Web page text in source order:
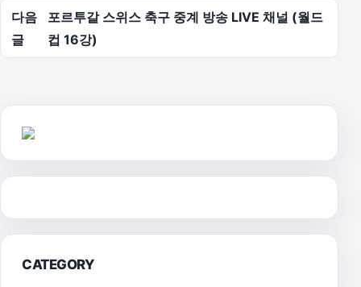
다음
글
포르투갈 스위스 축구 중계 방송 LIVE 채널 (월드
컵 16강)
CATEGORY